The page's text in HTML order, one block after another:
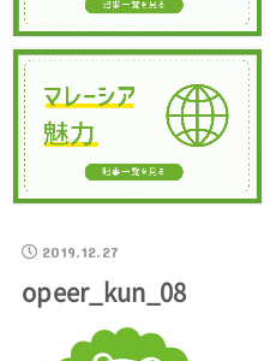
2019.12.27
opeer_kun_08